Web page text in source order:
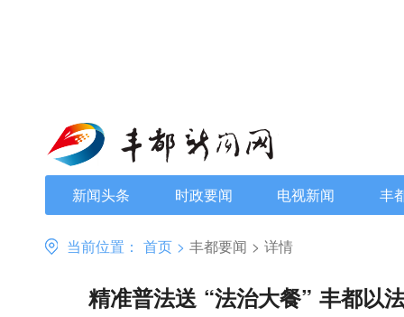
新闻头条 时政要闻 电视新闻 丰
当前位置： 首页 > 丰都要闻 > 详情
精准普法送 “法治大餐” 丰都以